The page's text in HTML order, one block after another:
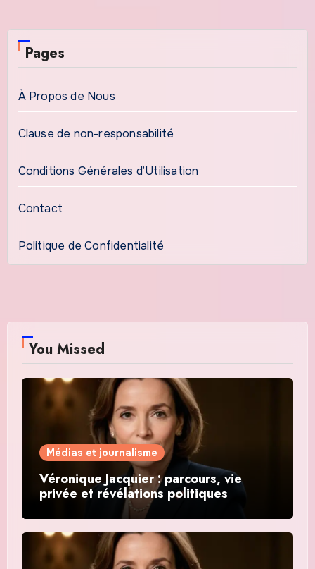
Pages
À Propos de Nous
Clause de non-responsabilité
Conditions Générales d’Utilisation
Contact
Politique de Confidentialité
You Missed
Médias et journalisme
Véronique Jacquier : parcours, vie
privée et révélations politiques